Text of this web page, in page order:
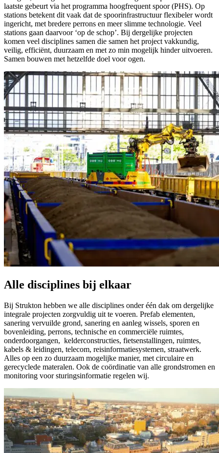
laatste gebeurt via het programma hoogfrequent spoor (PHS). Op
stations betekent dit vaak dat de spoorinfrastructuur flexibeler wordt
ingericht, met bredere perrons en meer slimme technologie. Veel
stations gaan daarvoor ‘op de schop’. Bij dergelijke projecten
komen veel disciplines samen die samen het project vakkundig,
veilig, efficiënt, duurzaam en met zo min mogelijk hinder uitvoeren.
Samen bouwen met hetzelfde doel voor ogen.
Alle disciplines bij elkaar
Bij Strukton hebben we alle disciplines onder één dak om dergelijke
integrale projecten zorgvuldig uit te voeren. Prefab elementen,
sanering vervuilde grond, sanering en aanleg wissels, sporen en
bovenleiding, perrons, technische en commerciële ruimtes,
onderdoorgangen, kelderconstructies, fietsenstallingen, ruimtes,
kabels & leidingen, telecom, reisinformatiesystemen, straatwerk.
Alles op een zo duurzaam mogelijke manier, met circulaire en
gerecyclede materalen. Ook de coördinatie van alle grondstromen en
monitoring voor sturingsinformatie regelen wij.